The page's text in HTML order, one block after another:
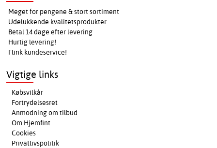
Meget for pengene & stort sortiment
Udelukkende kvalitetsprodukter
Betal 14 dage efter levering
Hurtig levering!
Flink kundeservice!
Vigtige links
Købsvilkår
Fortrydelsesret
Anmodning om tilbud
Om Hjemfint
Cookies
Privatlivspolitik